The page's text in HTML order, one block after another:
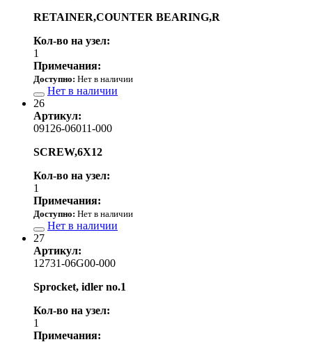
RETAINER,COUNTER BEARING,R
Кол-во на узел:
1
Примечания:
Доступно: Нет в наличии
Нет в наличии
26
Артикул:
09126-06011-000
SCREW,6X12
Кол-во на узел:
1
Примечания:
Доступно: Нет в наличии
Нет в наличии
27
Артикул:
12731-06G00-000
Sprocket, idler no.1
Кол-во на узел:
1
Примечания: